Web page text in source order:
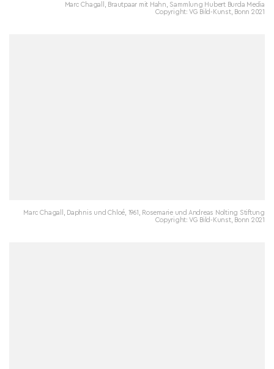
Marc Chagall, Brautpaar mit Hahn, Sammlung Hubert Burda Media
Copyright: VG Bild-Kunst, Bonn 2021
Marc Chagall, Daphnis und Chloé, 1961, Rosemarie und Andreas Nolting Stiftung
Copyright: VG Bild-Kunst, Bonn 2021